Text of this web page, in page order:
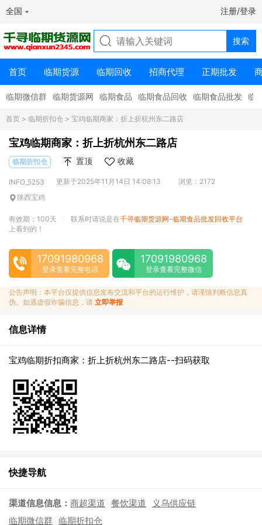
全国 注册/登录
首页 临期货源 临期回收 招商代理 正期批发
临期微信群 临期货源网 临期食品 临期食品回收 临期食品批发 临
首页 > 临期折扣仓 > 宝鸡临期商家：折上折杭州东二路店
宝鸡临期商家：折上折杭州东二路店
临期折扣仓 置顶 收藏
INFO_5253 更新于2025年11月14日 14:08:13
浏览：2172
陕西宝鸡
有效期：100天 联系时请说是在千寻临期货源网-临期食品批发回收平台
上看到的！
17091980968
登录查看完整电话
17091980968
登录查看完整微信
公告声明：本平台仅提供信息发布交流和平台的运行维护，请谨慎判断信息真
伪。如遇虚假诈骗信息，请 立即举报
信息详情
宝鸡临期折扣商家：折上折杭州东二路店--扫码获取
快捷导航
渠道信息信息： 商超渠道 餐饮渠道
义乌供应链
临期微信群 临期折扣仓